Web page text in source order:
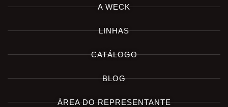
A WECK
LINHAS
CATÁLOGO
BLOG
ÁREA DO REPRESENTANTE